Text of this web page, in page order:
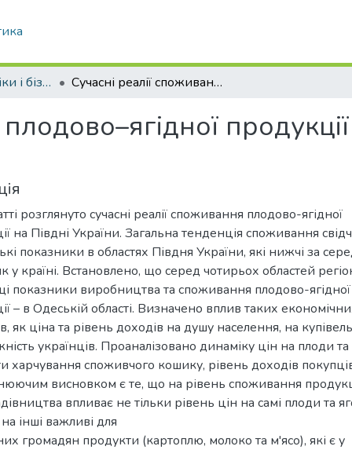
Кафедра Економіки і бізнесу Сучасні реалії споживання плодово–ягідної продукції на півдні України
розглянуто сучасні реалії споживання плодово-ягідної
на Півдні України. Загальна тенденція споживання
показники в областях Півдня України, які нижчі за
у країні. Встановлено, що серед чотирьох областей
показники виробництва та споживання плодово-ягідної
– в Одеській області. Визначено вплив таких
як ціна та рівень доходів на душу населення, на
українців. Проаналізовано динаміку цін на плоди та
харчування споживчого кошику, рівень доходів
висновком є те, що на рівень споживання
впливає не тільки рівень цін на самі плоди та
інші важливі для
громадян продукти (картоплю, молоко та м'ясо), які є у